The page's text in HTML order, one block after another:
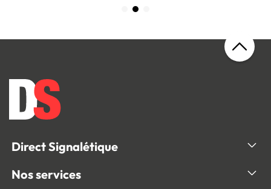
Direct Signalétique
Nos services